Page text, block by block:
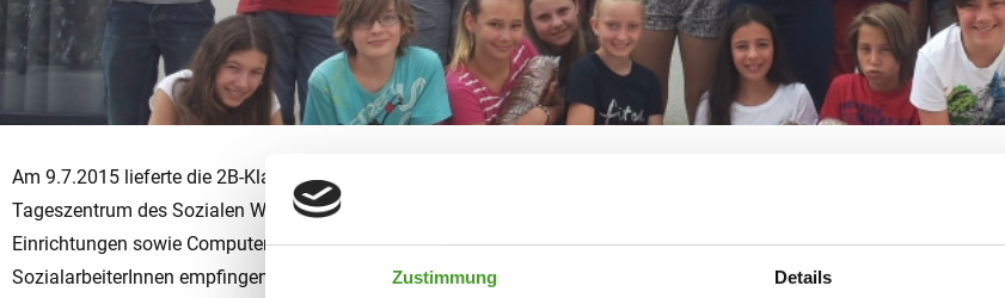
Zustimmung Details
Am 9.7.2015 lieferte die 2B-Klasse eine große Portion Chili con Carne, das beim Schulfest am Tag zuvor übrig blieb,
Tageszentrum des Sozialen Wohservice Wels E37 in der Salzburgerstraße, wo bedürftige Menschen ein warmes
Einrichtungen sowie Computer und Internet benutzen, soziale Kontakte pflegen und Beratung in Anspruch nehmen
SozialarbeiterInnen empfingen uns sehr herzlich und freuten sich über das leckere Chili. Sie waren äußerst dankbar,